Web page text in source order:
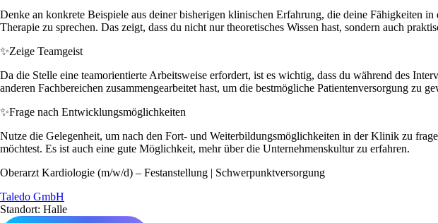
Denke an konkrete Beispiele aus deiner bisherigen klinischen Erfahrung, die deine Fähigkeiten
Therapie zu sprechen. Das zeigt, dass du nicht nur theoretisches Wissen hast, sondern auch
✨Zeige Teamgeist
Da die Stelle eine teamorientierte Arbeitsweise erfordert, ist es wichtig, dass du während des
anderen Fachbereichen zusammengearbeitet hast, um die bestmögliche Patientenversorgung zu
✨Frage nach Entwicklungsmöglichkeiten
Nutze die Gelegenheit, um nach den Fort- und Weiterbildungsmöglichkeiten in der Klinik zu
möchtest. Es ist auch eine gute Möglichkeit, mehr über die Unternehmenskultur zu erfahren.
Oberarzt Kardiologie (m/w/d) – Festanstellung | Schwerpunktversorgung
Taledo GmbH
Standort: Halle